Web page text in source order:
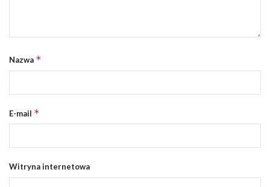
Nazwa *
E-mail *
Witryna internetowa